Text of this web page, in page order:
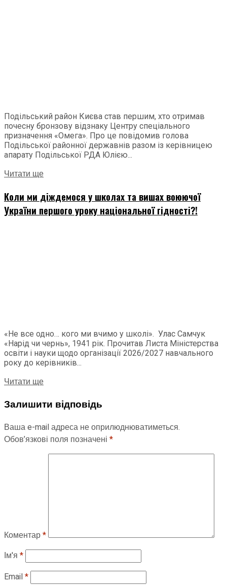
Подільський район Києва став першим, хто отримав
почесну бронзову відзнаку Центру спеціального
призначення «Омега». Про це повідомив голова
Подільської районної державнів разом із керівницею
апарату Подільської РДА Юлією...
Читати ще
Коли ми діждемося у школах та вишах воюючої
України першого уроку національної гідності?!
«Не все одно… кого ми вчимо у школі». Улас Самчук
«Нарід чи чернь», 1941 рік. Прочитав Листа Міністерства
освіти і науки щодо організації 2026/2027 навчального
року до керівників...
Читати ще
Залишити відповідь
Ваша e-mail адреса не оприлюднюватиметься.
Обов’язкові поля позначені *
Коментар*
Ім'я *
Email*